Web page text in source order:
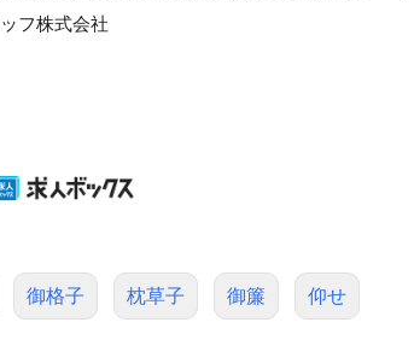
フ株式会社
御格子 枕草子 御簾 仰せ